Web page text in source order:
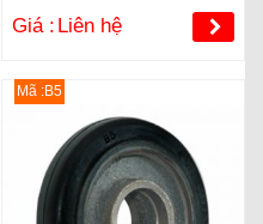
Giá : Liên hệ
Mã :B5